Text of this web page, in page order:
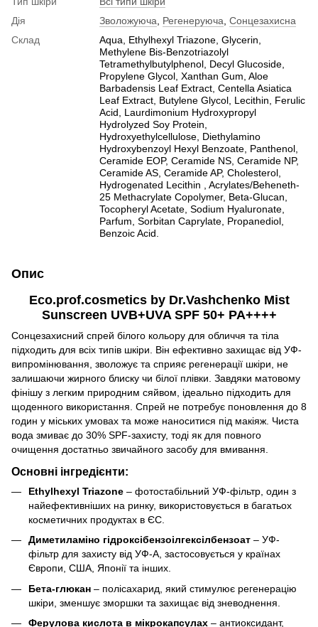
Дія
Зволожуюча Регенеруюча Сонцезахисна
Склад
Aqua, Ethylhexyl Triazone, Glycerin,
Methylene Bis-Benzotriazolyl
Tetramethylbutylphenol, Decyl Glucoside,
Propylene Glycol, Xanthan Gum, Aloe
Barbadensis Leaf Extract, Centella Asiatica
Leaf Extract, Butylene Glycol, Lecithin, Ferulic
Acid, Laurdimonium Hydroxypropyl
Hydrolyzed Soy Protein,
Hydroxyethylcellulose, Diethylamino
Hydroxybenzoyl Hexyl Benzoate, Panthenol,
Ceramide EOP, Ceramide NS, Ceramide NP,
Ceramide AS, Ceramide AP, Cholesterol,
Hydrogenated Lecithin , Acrylates/Beheneth-
25 Methacrylate Copolymer, Beta-Glucan,
Tocopheryl Acetate, Sodium Hyaluronate,
Parfum, Sorbitan Caprylate, Propanediol,
Benzoic Acid.
Опис
Eco.prof.cosmetics by Dr.Vashchenko Mist
Sunscreen UVB+UVA SPF 50+ PA++++
Сонцезахисний спрей білого кольору для обличчя та тіла
підходить для всіх типів шкіри. Він ефективно захищає від УФ-
випромінювання, зволожує та сприяє регенерації шкіри, не
залишаючи жирного блиску чи білої плівки. Завдяки матовому
фінішу з легким природним сяйвом, ідеально підходить для
щоденного використання. Спрей не потребує поновлення до 8
годин у міських умовах та може наноситися під макіяж. Чиста
вода змиває до 30% SPF-захисту, тоді як для повного
очищення достатньо звичайного засобу для вмивання.
Основні інгредієнти:
Ethylhexyl Triazone – фотостабільний УФ-фільтр, один з
найефективніших на ринку, використовується в багатьох
косметичних продуктах в ЄС.
Диметиламіно гідроксібензоілгексілбензоат – УФ-
фільтр для захисту від УФ-А, застосовується у країнах
Європи, США, Японії та інших.
Бета-глюкан – полісахарид, який стимулює регенерацію
шкіри, зменшує зморшки та захищає від зневоднення.
Ферулова кислота в мікрокапсулах – антиоксидант,